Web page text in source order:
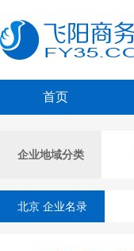
首页
企业地域分类
北京 企业名录